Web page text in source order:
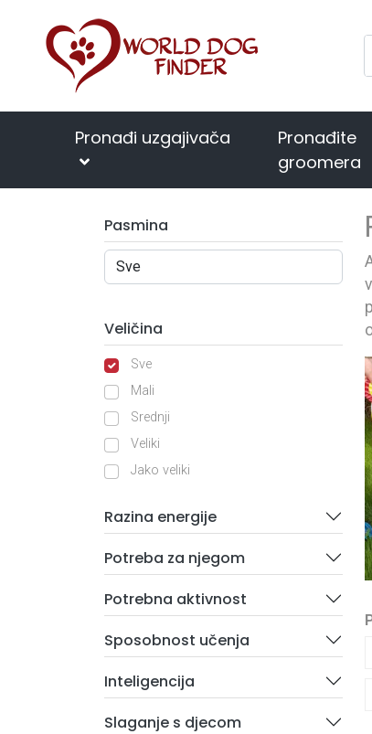
Pronađi uzgajivača
Pronađite
groomera
Pasmina
Veličina
Sve
Mali
Srednji
Veliki
Jako veliki
Razina energije
Potreba za njegom
Potrebna aktivnost
Sposobnost učenja
Inteligencija
Slaganje s djecom